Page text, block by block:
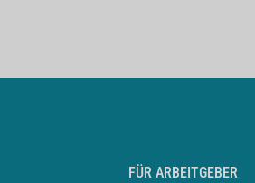
FÜR ARBEITGEBER